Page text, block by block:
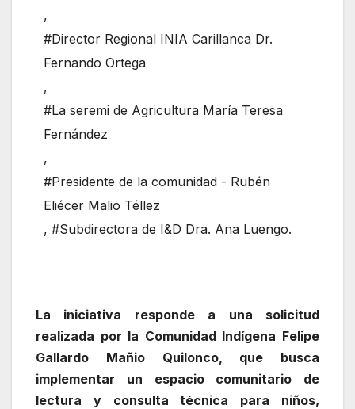
,
#Director Regional INIA Carillanca Dr.
Fernando Ortega
,
#La seremi de Agricultura María Teresa
Fernández
,
#Presidente de la comunidad - Rubén
Eliécer Malio Téllez
, #Subdirectora de I&D Dra. Ana Luengo.
La iniciativa responde a una solicitud
realizada por la Comunidad Indígena Felipe
Gallardo Mañio Quilonco, que busca
implementar un espacio comunitario de
lectura y consulta técnica para niños,